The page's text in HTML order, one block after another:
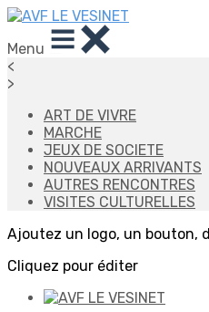
Menu
<
>
ART DE VIVRE
MARCHE
JEUX DE SOCIETE
NOUVEAUX ARRIVANTS
AUTRES RENCONTRES
VISITES CULTURELLES
Ajoutez un logo, un bouton,
Cliquez pour éditer